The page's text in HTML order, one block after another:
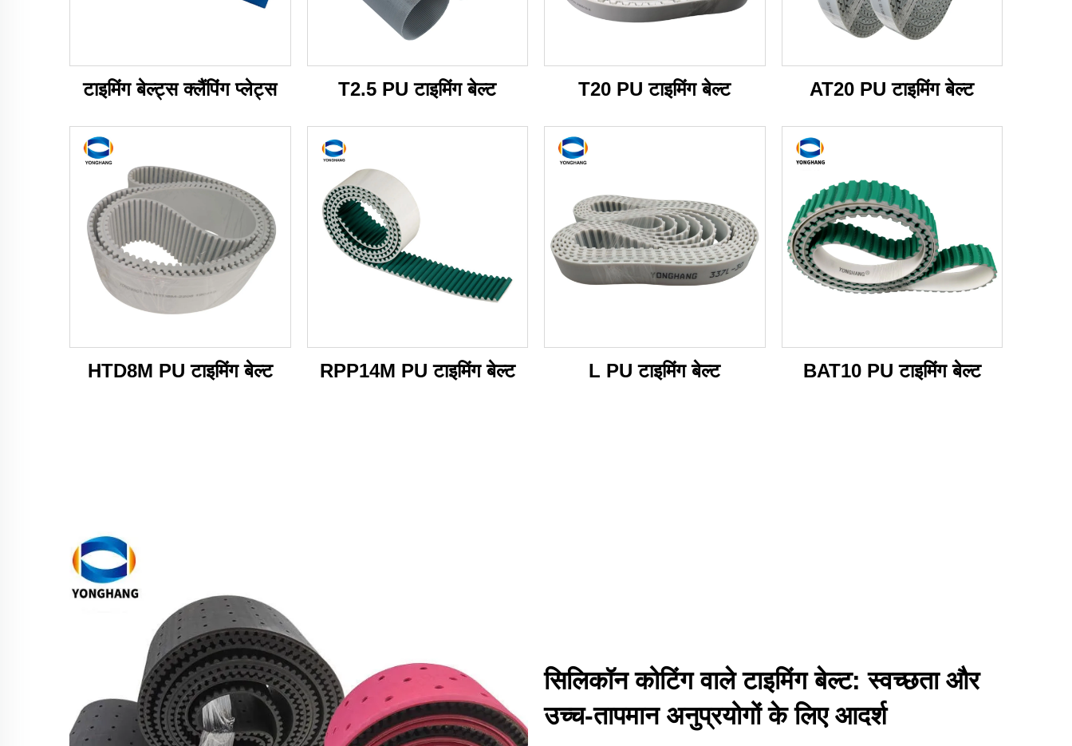
टाइमिंग बेल्ट्स क्लैंपिंग प्लेट्स T2.5 PU टाइमिंग बेल्ट T20 PU टाइमिंग बेल्ट AT20 PU टाइमिंग बेल्ट
HTD8M PU टाइमिंग बेल्ट RPP14M PU टाइमिंग बेल्ट L PU टाइमिंग बेल्ट BAT10 PU टाइमिंग बेल्ट
सिलिकॉन कोटिंग वाले टाइमिंग बेल्ट: स्वच्छता और
उच्च-तापमान अनुप्रयोगों के लिए आदर्श